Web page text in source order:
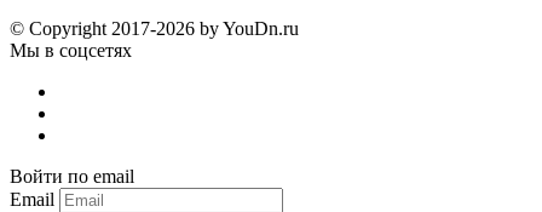
© Copyright 2017-2026 by YouDn.ru
Мы в соцсетях
Войти по email
Email